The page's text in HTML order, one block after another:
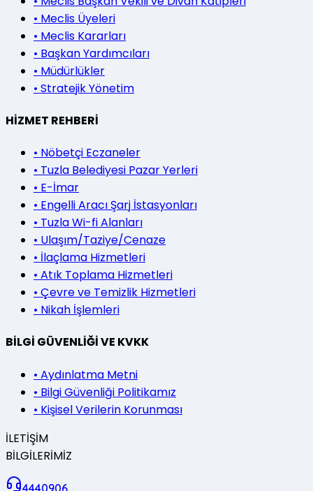
• Meclis Üyeleri
• Meclis Kararları
• Başkan Yardımcıları
• Müdürlükler
• Stratejik Yönetim
HİZMET REHBERİ
• Nöbetçi Eczaneler
• Tuzla Belediyesi Pazar Yerleri
• E-İmar
• Engelli Aracı Şarj İstasyonları
• Tuzla Wi-fi Alanları
• Ulaşım/Taziye/Cenaze
• İlaçlama Hizmetleri
• Atık Toplama Hizmetleri
• Çevre ve Temizlik Hizmetleri
• Nikah İşlemleri
BİLGİ GÜVENLİĞİ VE KVKK
• Aydınlatma Metni
• Bilgi Güvenliği Politikamız
• Kişisel Verilerin Korunması
İLETİŞİM
BİLGİLERİMİZ
4440906